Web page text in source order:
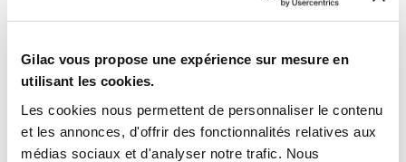
Gilac vous propose une expérience sur mesure en
utilisant les cookies.
Les cookies nous permettent de personnaliser le contenu
et les annonces, d'offrir des fonctionnalités relatives aux
médias sociaux et d'analyser notre trafic. Nous
Height
40 mm
Net weight
BPA free
Yes
LOGISTICAL INFORMATION